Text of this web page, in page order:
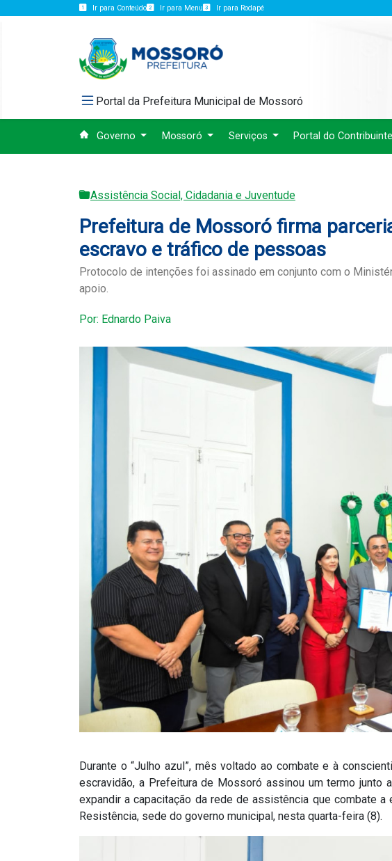
Ir para Conteúdo Ir para Menu Ir para Rodapé
Portal da Prefeitura Municipal de Mossoró
Governo Mossoró Serviços Portal do Contribuinte
Assistência Social, Cidadania e Juventude
Prefeitura de Mossoró firma
escravo e tráfico de pessoas
Protocolo de intenções foi assinado em conjunto com o
apoio.
Por: Ednardo Paiva
Durante o “Julho azul”, mês voltado ao combate e à
escravidão, a Prefeitura de Mossoró assinou um termo junto
expandir a capacitação da rede de assistência que combate
Resistência, sede do governo municipal, nesta quarta-feira (8).